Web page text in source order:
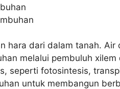
hara dari dalam tanah.
melalui pembuluh
seperti fotosintesis,
untuk membangun